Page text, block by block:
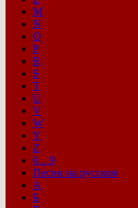
M
N
O
P
R
S
T
U
V
W
Y
Z
0…9
Песни на русском
А
Б